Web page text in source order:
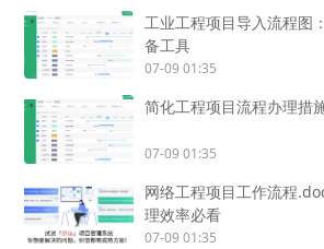
工业工程项目导入流程图
备工具
07-09 01:35
简化工程项目流程办理措
07-09 01:35
网络工程项目工作流程
理效率必看
07-09 01:35